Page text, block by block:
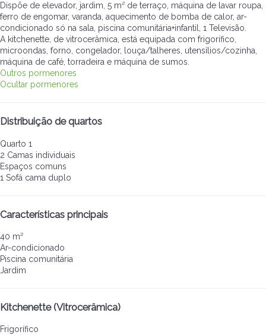
Dispõe de elevador, jardim, 5 m² de terraço, máquina de lavar roupa,
ferro de engomar, varanda, aquecimento de bomba de calor, ar-
condicionado só na sala, piscina comunitária+infantil, 1 Televisão.
A kitchenette, de vitrocerâmica, está equipada com frigorífico,
microondas, forno, congelador, louça/talheres, utensílios/cozinha,
máquina de café, torradeira e máquina de sumos.
Outros pormenores
Ocultar pormenores
Distribuição de quartos
Quarto 1
2 Camas individuais
Espaços comuns
1 Sofá cama duplo
Características principais
40 m²
Ar-condicionado
Piscina comunitária
Jardim
Kitchenette (Vitrocerâmica)
Frigorífico